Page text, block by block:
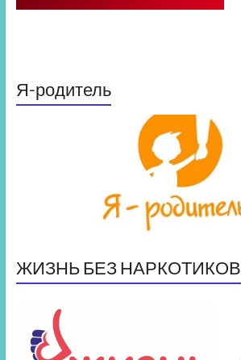
Я-родитель
ЖИЗНЬ БЕЗ НАРКОТИКОВ